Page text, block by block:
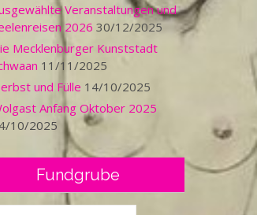
Veranstaltungen und
2026 30/12/2025
Mecklenburger Kunststadt
11/11/2025
und Fülle 14/10/2025
Anfang Oktober 2025
10/2025
Fundgrube